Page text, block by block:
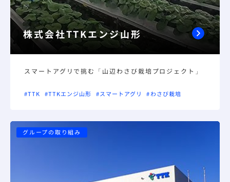
株式会社TTKエンジ山形
スマートアグリで挑む「山辺わさび栽培プロジェクト」
#TTK #TTKエンジ山形 #スマートアグリ #わさび栽培
グループの取り組み